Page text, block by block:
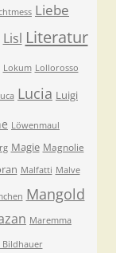
Liebe
Lisl Literatur
Lokum Lollorosso
Lucia Luigi
Löwenmaul
Magie Magnolie
Malfatti Malve
Mangold
Maremma
Bildhauer